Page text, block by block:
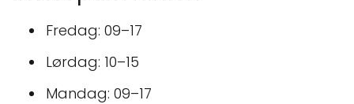
Fredag: 09–17
Lørdag: 10–15
Mandag: 09–17